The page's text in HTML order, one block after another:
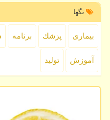
تگها
بیماری پزشك برنامه
آموزش تولید